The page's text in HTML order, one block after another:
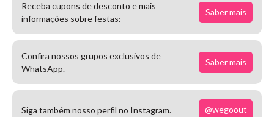
Receba cupons de desconto e mais
informações sobre festas:
Saber mais
Confira nossos grupos exclusivos de
WhatsApp.
Saber mais
Siga também nosso perfil no Instagram. @wegoout